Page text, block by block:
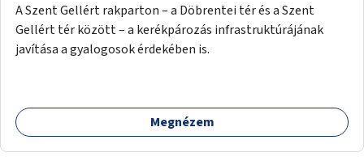
A Szent Gellért rakparton – a Döbrentei tér és a Szent
Gellért tér között – a kerékpározás infrastruktúrájának
javítása a gyalogosok érdekében is.
Megnézem